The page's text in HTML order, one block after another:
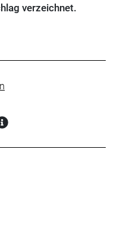
verzeichnet.